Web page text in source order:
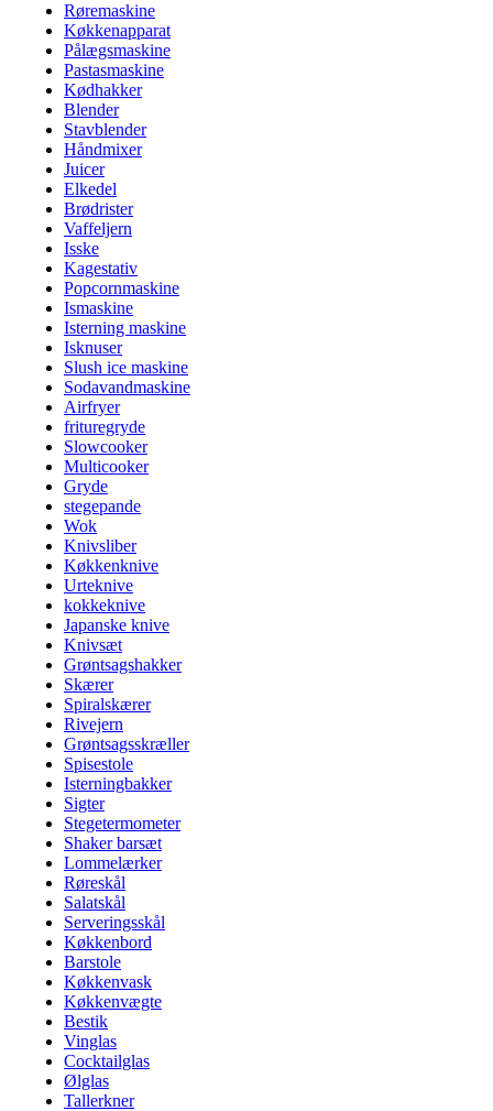
Røremaskine
Køkkenapparat
Pålægsmaskine
Pastasmaskine
Kødhakker
Blender
Stavblender
Håndmixer
Juicer
Elkedel
Brødrister
Vaffeljern
Isske
Kagestativ
Popcornmaskine
Ismaskine
Isterning maskine
Isknuser
Slush ice maskine
Sodavandmaskine
Airfryer
frituregryde
Slowcooker
Multicooker
Gryde
stegepande
Wok
Knivsliber
Køkkenknive
Urteknive
kokkeknive
Japanske knive
Knivsæt
Grøntsagshakker
Skærer
Spiralskærer
Rivejern
Grøntsagsskræller
Spisestole
Isterningbakker
Sigter
Stegetermometer
Shaker barsæt
Lommelærker
Røreskål
Salatskål
Serveringsskål
Køkkenbord
Barstole
Køkkenvask
Køkkenvægte
Bestik
Vinglas
Cocktailglas
Ølglas
Tallerkner